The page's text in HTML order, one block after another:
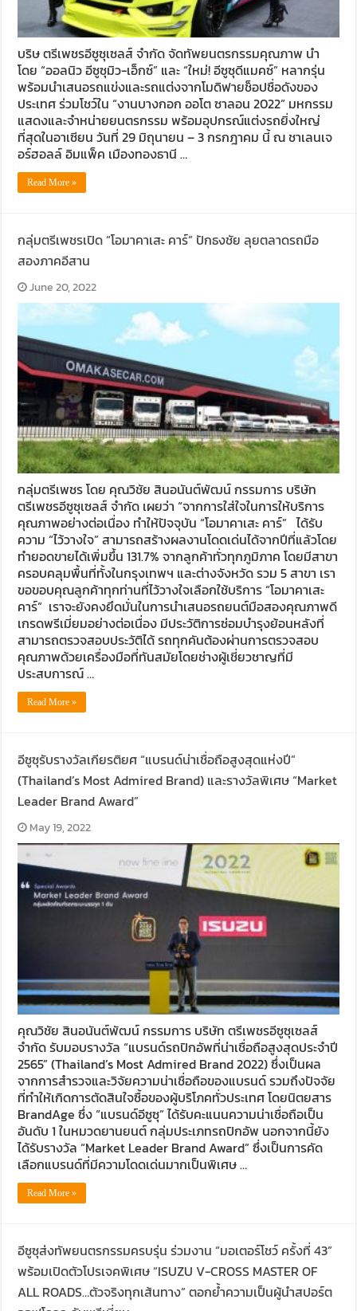
บริษ ตรีเพชรอีซูซุเซลส์ จำกัด จัดทัพยนตรกรรมคุณภาพ นำ
โดย “ออลนิว อีซูซุมิว-เอ็กซ์” และ “ใหม่! อีซูซุดีแมคซ์” หลากรุ่น
พร้อมนำเสนอรถแข่งและรถแต่งจากโมดิฟายช็อปชื่อดังของ
ประเทศ ร่วมโชว์ใน “งานบางกอก ออโต ซาลอน 2022” มหกรรม
แสดงและจำหน่ายยนตรกรรม พร้อมอุปกรณ์แต่งรถยิ่งใหญ่
ที่สุดในอาเซียน วันที่ 29 มิถุนายน – 3 กรกฎาคม นี้ ณ ชาเลนเจ
อร์ฮอลล์ อิมแพ็ค เมืองทองธานี …
Read More »
กลุ่มตรีเพชรเปิด “โอมาคาเสะ คาร์” ปักธงชัย ลุยตลาดรถมือ
สองภาคอีสาน
June 20, 2022
กลุ่มตรีเพชร โดย คุณวิชัย สินอนันต์พัฒน์ กรรมการ บริษัท
ตรีเพชรอีซูซุเซลส์ จำกัด เผยว่า “จากการใส่ใจในการให้บริการ
คุณภาพอย่างต่อเนื่อง ทำให้ปัจจุบัน “โอมาคาเสะ คาร์” ได้รับ
ความ “ไว้วางใจ” สามารถสร้างผลงานโดดเด่นได้จากปีที่แล้วโดย
ทำยอดขายได้เพิ่มขึ้น 131.7% จากลูกค้าทั่วทุกภูมิภาค โดยมีสาขา
ครอบคลุมพื้นที่ทั้งในกรุงเทพฯ และต่างจังหวัด รวม 5 สาขา เรา
ขอขอบคุณลูกค้าทุกท่านที่ไว้วางใจเลือกใช้บริการ “โอมาคาเสะ
คาร์” เราจะยังคงยึดมั่นในการนำเสนอรถยนต์มือสองคุณภาพดี
เกรดพรีเมี่ยมอย่างต่อเนื่อง มีประวัติการซ่อมบำรุงย้อนหลังที่
สามารถตรวจสอบประวัติได้ รถทุกคันต้องผ่านการตรวจสอบ
คุณภาพด้วยเครื่องมือที่ทันสมัยโดยช่างผู้เชี่ยวชาญที่มี
ประสบการณ์ …
Read More »
อีซูซุรับรางวัลเกียรติยศ “แบรนด์น่าเชื่อถือสูงสุดแห่งปี”
(Thailand’s Most Admired Brand) และรางวัลพิเศษ “Market
Leader Brand Award”
May 19, 2022
คุณวิชัย สินอนันต์พัฒน์ กรรมการ บริษัท ตรีเพชรอีซูซุเซลส์
จำกัด รับมอบรางวัล “แบรนด์รถปิกอัพที่น่าเชื่อถือสูงสุดประจำปี
2565” (Thailand’s Most Admired Brand 2022) ซึ่งเป็นผล
จากการสำรวจและวิจัยความน่าเชื่อถือของแบรนด์ รวมถึงปัจจัย
ที่ทำให้เกิดการตัดสินใจซื้อของผู้บริโภคทั่วประเทศ โดยนิตยสาร
BrandAge ซึ่ง “แบรนด์อีซูซุ” ได้รับคะแนนความน่าเชื่อถือเป็น
อันดับ 1 ในหมวดยานยนต์ กลุ่มประเภทรถปิกอัพ นอกจากนี้ยัง
ได้รับรางวัล “Market Leader Brand Award” ซึ่งเป็นการคัด
เลือกแบรนด์ที่มีความโดดเด่นมากเป็นพิเศษ …
Read More »
อีซูซุส่งทัพยนตรกรรมครบรุ่น ร่วมงาน “มอเตอร์โชว์ ครั้งที่ 43”
พร้อมเปิดตัวโปรเจคพิเศษ “ISUZU V-CROSS MASTER OF
ALL ROADS…ตัวจริงทุกเส้นทาง” ตอกย้ำความเป็นผู้นำสปอร์ต